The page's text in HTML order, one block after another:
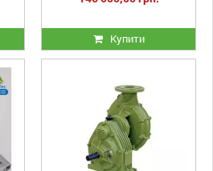
1000л/хв
Купити